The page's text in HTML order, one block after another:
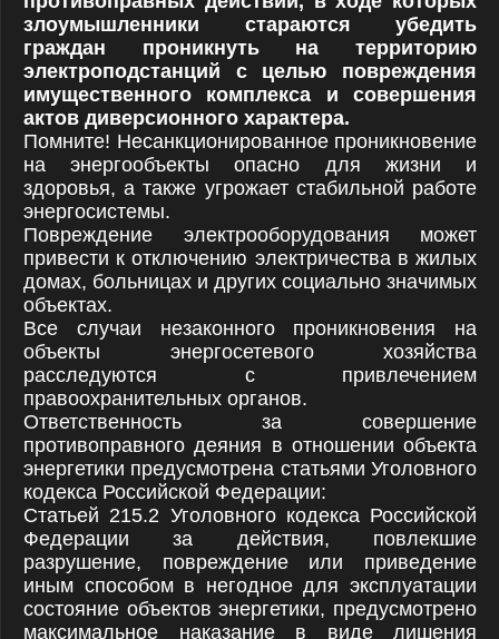
злоумышленники стараются убедить
граждан проникнуть на территорию
электроподстанций с целью повреждения
имущественного комплекса и совершения
актов диверсионного характера.
Помните! Несанкционированное проникновение
на энергообъекты опасно для жизни и
здоровья, а также угрожает стабильной работе
энергосистемы.
Повреждение электрооборудования может
привести к отключению электричества в жилых
домах, больницах и других социально значимых
объектах.
Все случаи незаконного проникновения на
объекты энергосетевого хозяйства
расследуются с привлечением
правоохранительных органов.
Ответственность за совершение
противоправного деяния в отношении объекта
энергетики предусмотрена статьями Уголовного
кодекса Российской Федерации:
Статьей 215.2 Уголовного кодекса Российской
Федерации за действия, повлекшие
разрушение, повреждение или приведение
иным способом в негодное для эксплуатации
состояние объектов энергетики, предусмотрено
максимальное наказание в виде лишения